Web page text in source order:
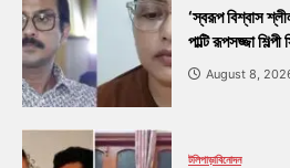
‘স্বরূপ বিশ্বাস
পাল্টি রূপসজ্জা
August 8,
টলিপাড়াবিনোদন